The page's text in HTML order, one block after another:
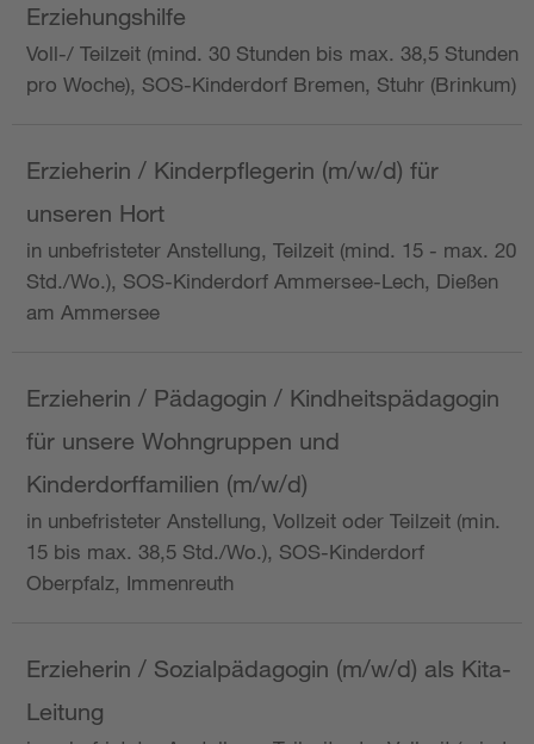
Erziehungshilfe
Voll-/ Teilzeit (mind. 30 Stunden bis max. 38,5 Stunden
pro Woche), SOS-Kinderdorf Bremen, Stuhr (Brinkum)
Erzieherin / Kinderpflegerin (m/w/d) für
unseren Hort
in unbefristeter Anstellung, Teilzeit (mind. 15 - max. 20
Std./Wo.), SOS-Kinderdorf Ammersee-Lech, Dießen
am Ammersee
Erzieherin / Pädagogin / Kindheitspädagogin
für unsere Wohngruppen und
Kinderdorffamilien (m/w/d)
in unbefristeter Anstellung, Vollzeit oder Teilzeit (min.
15 bis max. 38,5 Std./Wo.), SOS-Kinderdorf
Oberpfalz, Immenreuth
Erzieherin / Sozialpädagogin (m/w/d) als Kita-
Leitung